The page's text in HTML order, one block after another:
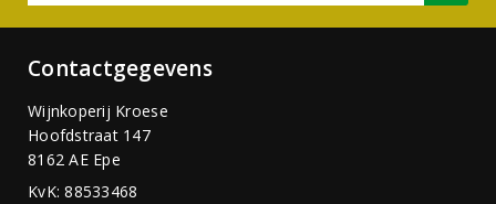
Contactgegevens
Wijnkoperij Kroese
Hoofdstraat 147
8162 AE Epe
KvK: 88533468